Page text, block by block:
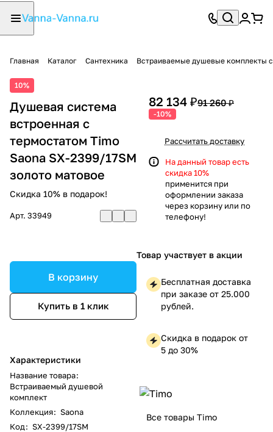
Главная Каталог Сантехника Встраиваемые душевые комплекты
10%
Душевая система
встроенная с
термостатом Timo
Saona SX-2399/17SM
золото матовое
Скидка 10% в подарок!
Арт. 33949
В корзину
Купить в 1 клик
Характеристики
Название товара:
Встраиваемый душевой
комплект
Коллекция: Saona
Код: SX-2399/17SM
82 134 ₽91 260 ₽
-10%
Рассчитать доставку
На данный товар есть
скидка 10%
применится при
оформлении заказа
через корзину или по
телефону!
Товар участвует в акции
Бесплатная доставка
при заказе от 25.000
рублей.
Скидка в подарок от
5 до 30%
Все товары Timo